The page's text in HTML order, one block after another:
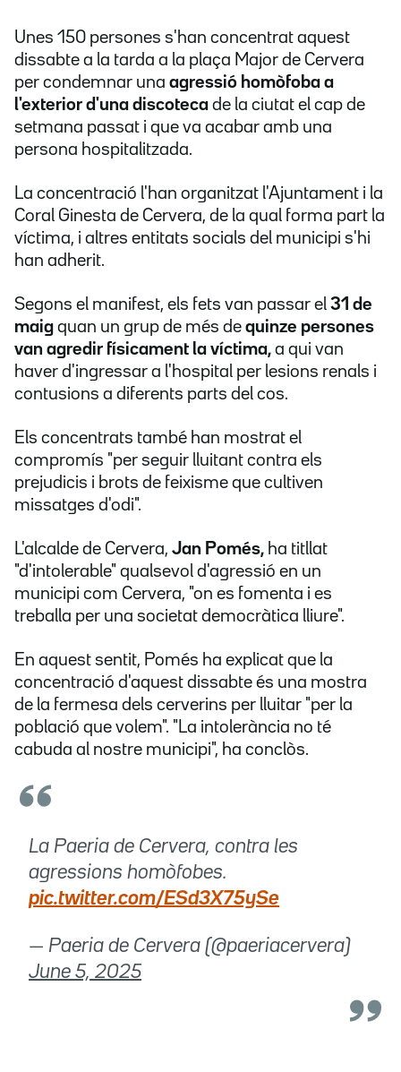
Unes 150 persones s'han concentrat aquest
dissabte a la tarda a la plaça Major de Cervera
per condemnar una agressió homòfoba a
l'exterior d'una discoteca de la ciutat el cap de
setmana passat i que va acabar amb una
persona hospitalitzada.
La concentració l'han organitzat l'Ajuntament i la
Coral Ginesta de Cervera, de la qual forma part la
víctima, i altres entitats socials del municipi s'hi
han adherit.
Segons el manifest, els fets van passar el 31 de
maig quan un grup de més de quinze persones
van agredir físicament la víctima, a qui van
haver d'ingressar a l'hospital per lesions renals i
contusions a diferents parts del cos.
Els concentrats també han mostrat el
compromís "per seguir lluitant contra els
prejudicis i brots de feixisme que cultiven
missatges d'odi".
L'alcalde de Cervera, Jan Pomés, ha titllat
"d'intolerable" qualsevol d'agressió en un
municipi com Cervera, "on es fomenta i es
treballa per una societat democràtica lliure".
En aquest sentit, Pomés ha explicat que la
concentració d'aquest dissabte és una mostra
de la fermesa dels cerverins per lluitar "per la
població que volem". "La intolerància no té
cabuda al nostre municipi", ha conclòs.
La Paeria de Cervera, contra les
agressions homòfobes.
pic.twitter.com/ESd3X75ySe
— Paeria de Cervera (@paeriacervera)
June 5, 2025